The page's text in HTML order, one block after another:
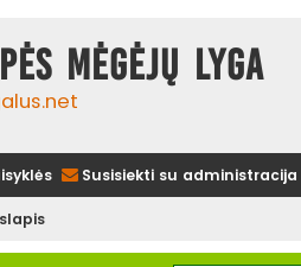
mėgėjų lyga
Susisiekti su administracija